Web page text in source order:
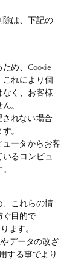
は、下記の
め、Cookie
これにより個
なく、お客様
。
されない場合
。
ータからお客
るコンピュ
これらの情
ぐ目的で
ます。
データの改ざ
する事でより